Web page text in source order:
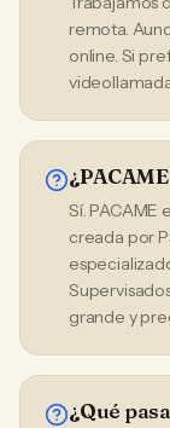
remota.
online. Si
Sí. PACAME
creada por
grande y
¿Qué